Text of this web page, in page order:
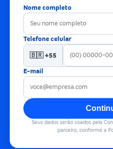
Nome completo
Telefone celular
🇧🇷 +55
E-mail
Seus dados serão usados pela
parceiro, conforme a